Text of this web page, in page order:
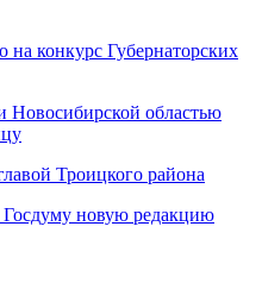
на конкурс Губернаторских
областью
Троицкого района
Госдуму новую редакцию